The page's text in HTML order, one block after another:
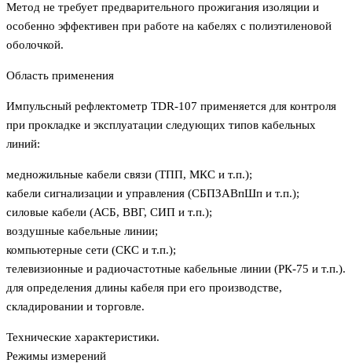
Метод не требует предварительного прожигания изоляции и
особенно эффективен при работе на кабелях с полиэтиленовой
оболочкой.
Область применения
Импульсный рефлектометр TDR-107 применяется для контроля
при прокладке и эксплуатации следующих типов кабельных
линий:
медножильные кабели связи (ТПП, МКС и т.п.);
кабели сигнализации и управления (СБПЗАВпШп и т.п.);
силовые кабели (АСБ, ВВГ, СИП и т.п.);
воздушные кабельные линии;
компьютерные сети (СКС и т.п.);
телевизионные и радиочастотные кабельные линии (РК-75 и т.п.).
для определения длины кабеля при его производстве,
складировании и торговле.
Технические характеристики.
Режимы измерений